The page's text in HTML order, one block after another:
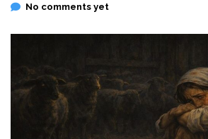
No comments yet